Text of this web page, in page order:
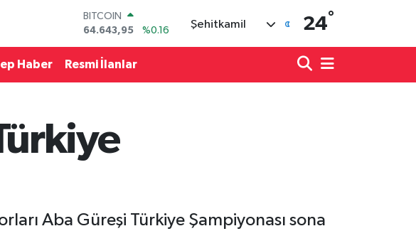
DOLAR
47,6704
%0
EURO
55,0406
BİST100
13.799
BITCOIN
Şehitkamil 24°
Haber Resmi İlanlar
Aba Güreşi Türkiye Şampiyonası sona